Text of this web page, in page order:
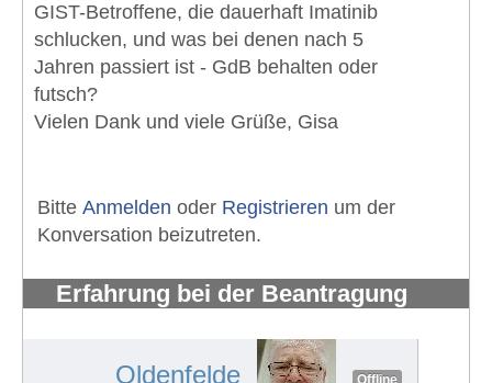
GIST-Betroffene, die dauerhaft Imatinib
schlucken, und was bei denen nach 5
Jahren passiert ist - GdB behalten oder
futsch?
Vielen Dank und viele Grüße, Gisa
Bitte Anmelden oder Registrieren um der
Konversation beizutreten.
Erfahrung bei der Beantragung
Oldenfelde Offline